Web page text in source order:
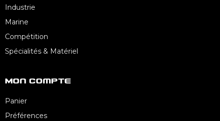
Industrie
Marine
Compétition
Spécialités & Matériel
Mon Compte
Panier
Préférences